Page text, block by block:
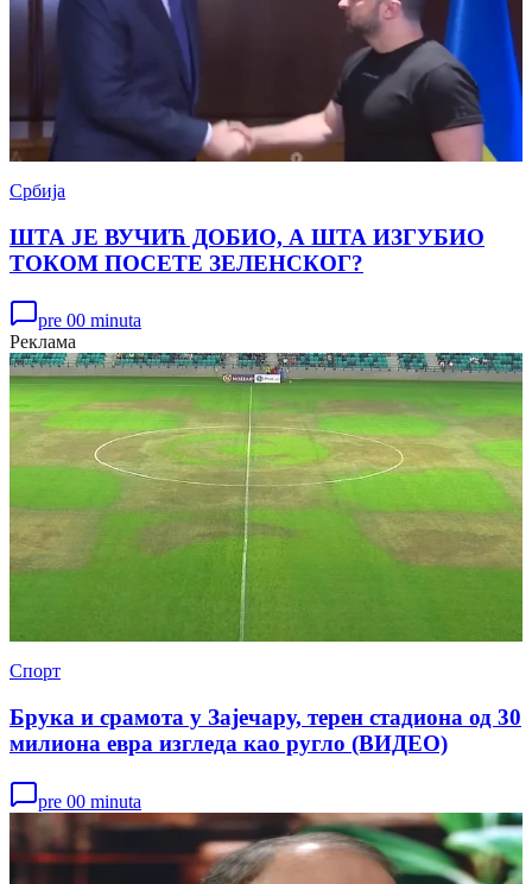
Србија
ШТА ЈЕ ВУЧИЋ ДОБИО, А ШТА ИЗГУБИО
ТОКОМ ПОСЕТЕ ЗЕЛЕНСКОГ?
pre 00 minuta
Реклама
Спорт
Брука и срамота у Зајечару, терен стадиона од 30
милиона евра изгледа као ругло (ВИДЕО)
pre 00 minuta